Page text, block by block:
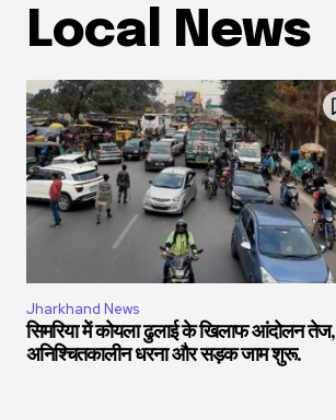
Local News
Jharkhand News
सिमरिया में कोयला ढुलाई के खिलाफ आंदोलन तेज,
अनिश्चितकालीन धरना और सड़क जाम शुरू.